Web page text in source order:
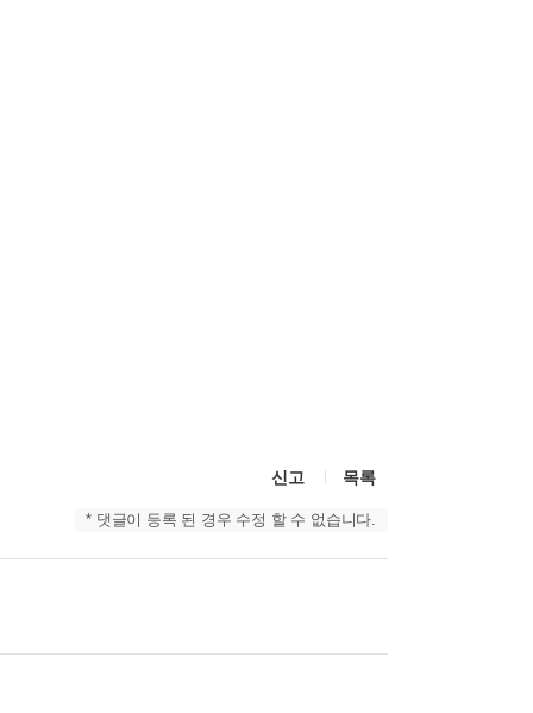
신고 목록
* 댓글이 등록 된 경우 수정 할 수 없습니다.